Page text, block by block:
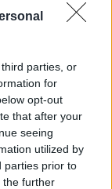
parties, or
for
opt-out
that after your
seeing
utilized by
parties prior to
the further
- Mike